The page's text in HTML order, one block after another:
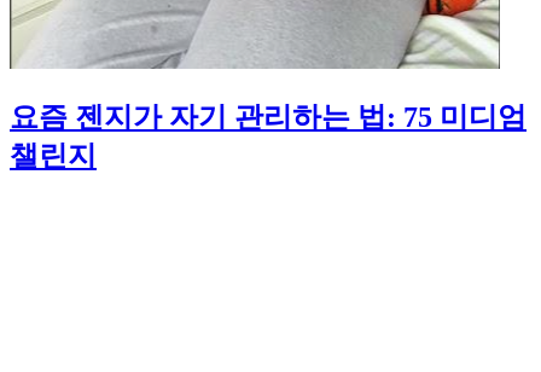
요즘 젠지가 자기 관리하는 법: 75 미디엄
챌린지